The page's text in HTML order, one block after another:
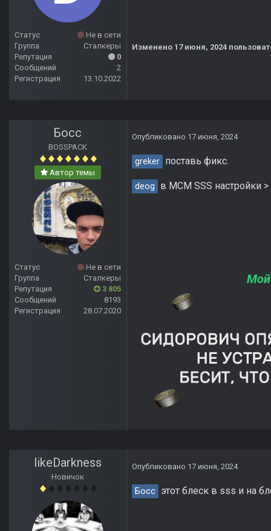
Статус
Не в сети
Группа
Сталкеры
Репутация
0
Сообщений
2
Регистрация
13.10.2022
Изменено 17 июня, 2024
Босс
BOSSPACK
Автор темы
Статус
Не в сети
Группа
Сталкеры
Репутация
3 805
Сообщений
8193
Регистрация
28.07.2020
Опубликовано 17 июня, 2024
greker поставь фикс.
deog в МСМ SSS настройки
likeDarkness
Новичок
Опубликовано 17 июня, 2024
Босс этот блеск в sss и на